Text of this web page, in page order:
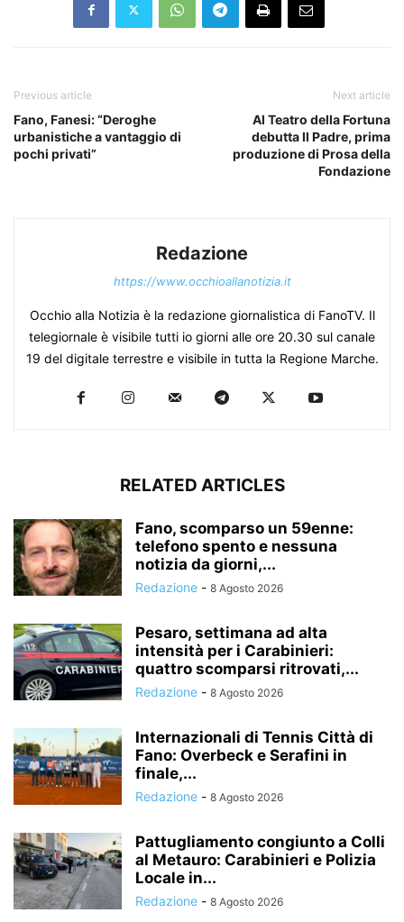
Previous article
Fano, Fanesi: “Deroghe
urbanistiche a vantaggio di
pochi privati”
Next article
Al Teatro della Fortuna
debutta Il Padre, prima
produzione di Prosa della
Fondazione
Redazione
https://www.occhioallanotizia.it
Occhio alla Notizia è la redazione giornalistica di FanoTV. Il
telegiornale è visibile tutti io giorni alle ore 20.30 sul canale
19 del digitale terrestre e visibile in tutta la Regione Marche.
RELATED ARTICLES
Fano, scomparso un 59enne:
telefono spento e nessuna
notizia da giorni,...
Redazione - 8 Agosto 2026
Pesaro, settimana ad alta
intensità per i Carabinieri:
quattro scomparsi ritrovati,...
Redazione - 8 Agosto 2026
Internazionali di Tennis Città di
Fano: Overbeck e Serafini in
finale,...
Redazione - 8 Agosto 2026
Pattugliamento congiunto a Colli
al Metauro: Carabinieri e Polizia
Locale in...
Redazione - 8 Agosto 2026